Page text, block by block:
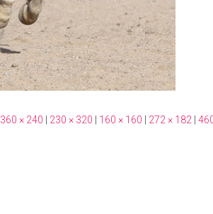
360 × 240 230 × 320 160 × 160 272 × 182